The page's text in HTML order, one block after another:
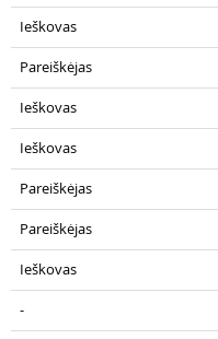
Ieškovas
Pareiškėjas
Ieškovas
Ieškovas
Pareiškėjas
Pareiškėjas
Ieškovas
-